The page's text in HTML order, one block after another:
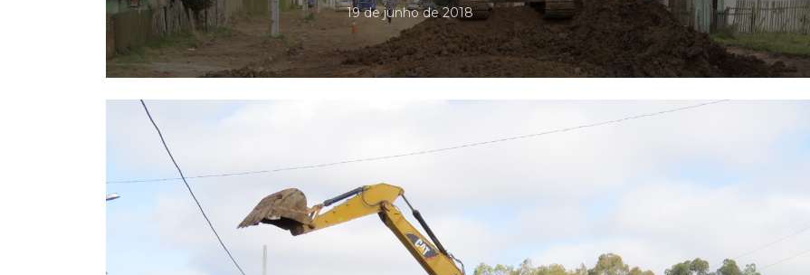
19 de junho de 2018